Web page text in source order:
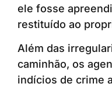
ele fosse
restituído ao
Além das
caminhão, os
indícios de crime